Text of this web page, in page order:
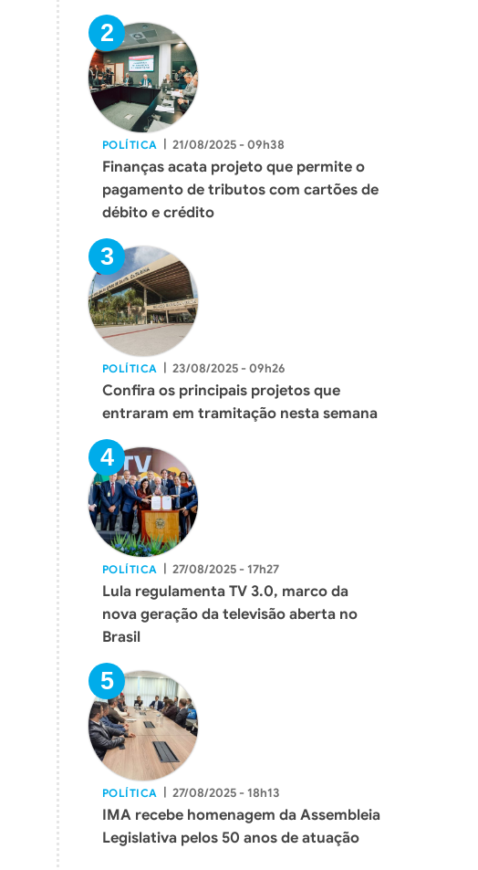
POLÍTICA | 21/08/2025 - 09h38
Finanças acata projeto que permite o
pagamento de tributos com cartões de
débito e crédito
POLÍTICA | 23/08/2025 - 09h26
Confira os principais projetos que
entraram em tramitação nesta semana
POLÍTICA | 27/08/2025 - 17h27
Lula regulamenta TV 3.0, marco da
nova geração da televisão aberta no
Brasil
POLÍTICA | 27/08/2025 - 18h13
IMA recebe homenagem da Assembleia
Legislativa pelos 50 anos de atuação